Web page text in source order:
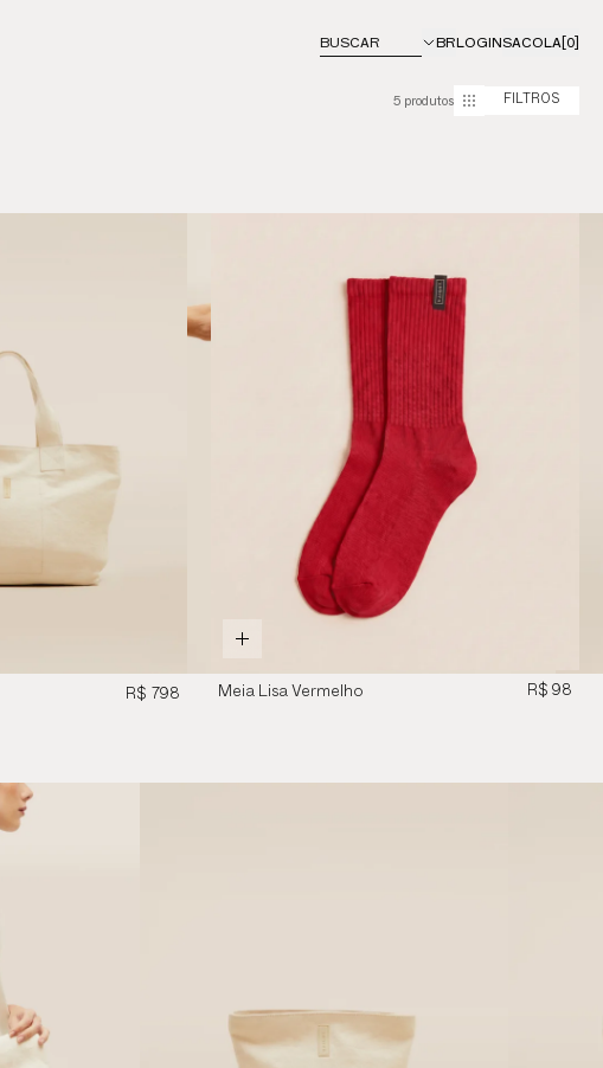
BUSCAR BRLOGINSACOLA[0]
5 produtos FILTROS
R$ 798 Meia Lisa Vermelho R$ 98